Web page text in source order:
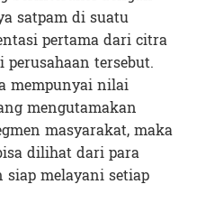
satpam di suatu
pertama dari citra
tersebut.
mempunyai nilai
mengutamakan
masyarakat, maka
dilihat dari para
melayani setiap